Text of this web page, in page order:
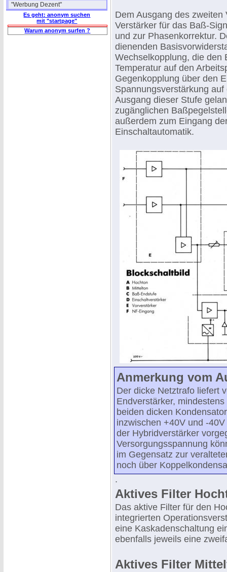
"Werbung Dezent"
Es geht: anonym suchen
mit "startpage"
Warum anonym surfen ?
Dem Ausgang des
Verstärker für das Baß-
und zur Phasenkorrektur.
dienenden
Wechselkopplung, die den
Temperatur auf den
Gegenkopplung über den
Spannungsverstärkung
Ausgang dieser Stufe
zugänglichen
außerdem zum Eingang
Einschaltautomatik.
Anmerkung vom
Der dicke Netztrafo liefert
Endverstärker,
beiden dicken
inzwischen +40V und -
der Hybridverstärker
Versorgungsspannung
im Gegensatz zur
noch über
.
Aktives Filter
Das aktive Filter für den
integrierten
eine Kaskadenschaltung
ebenfalls jeweils eine
Aktives Filter